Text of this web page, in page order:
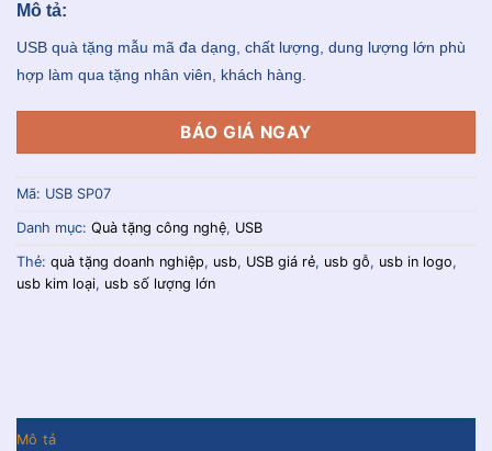
Mô tả:
USB quà tặng mẫu mã đa dạng, chất lượng, dung lượng lớn phù
hợp làm qua tặng nhân viên, khách hàng.
BÁO GIÁ NGAY
Mã: USB SP07
Danh mục: Quà tặng công nghệ, USB
Thẻ: quà tặng doanh nghiệp, usb, USB giá rẻ, usb gỗ, usb in logo,
usb kim loại, usb số lượng lớn
Mô tả